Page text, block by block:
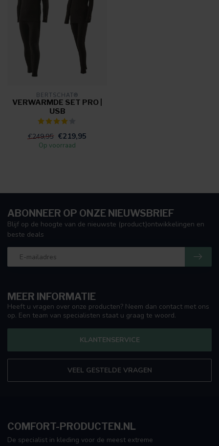
BERTSCHAT®
VERWARMDE SET PRO |
USB
€249,95 €219,95
Op voorraad
MEER INFORMATIE
Heeft u vragen over onze producten? Neem dan contact met ons
op. Een team van specialisten staat u graag te woord.
KLANTENSERVICE
VEEL GESTELDE VRAGEN
ABONNEER OP ONZE NIEUWSBRIEF
Blijf op de hoogte van de nieuwste (product)ontwikkelingen en
beste deals
COMFORT-PRODUCTEN.NL
De specialist in kleding voor de meest extreme